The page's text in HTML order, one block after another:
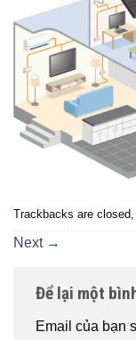
Trackbacks are
Next →
Để lại một
Email của bạn